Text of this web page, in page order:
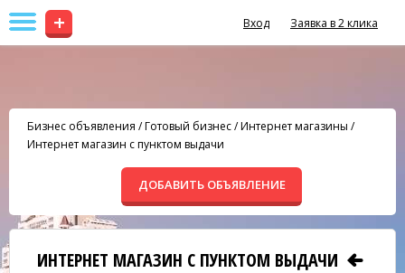
+ Вход Заявка в 2 клика
Бизнес объявления /Готовый бизнес/Интернет магазины /
Интернет магазин с пунктом выдачи
ДОБАВИТЬ ОБЪЯВЛЕНИЕ
ИНТЕРНЕТ МАГАЗИН С ПУНКТОМ ВЫДАЧИ